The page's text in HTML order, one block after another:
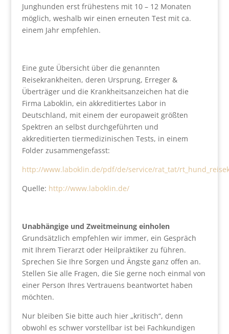
Junghunden erst frühestens mit 10 – 12 Monaten
möglich, weshalb wir einen erneuten Test mit ca.
einem Jahr empfehlen.
Eine gute Übersicht über die genannten
Reisekrankheiten, deren Ursprung, Erreger &
Überträger und die Krankheitsanzeichen hat die
Firma Laboklin, ein akkreditiertes Labor in
Deutschland, mit einem der europaweit größten
Spektren an selbst durchgeführten und
akkreditierten tiermedizinischen Tests, in einem
Folder zusammengefasst:
http://www.laboklin.de/pdf/de/service/rat_tat/
Quelle: http://www.laboklin.de/
Unabhängige und Zweitmeinung einholen
Grundsätzlich empfehlen wir immer, ein Gespräch
mit Ihrem Tierarzt oder Heilpraktiker zu führen.
Sprechen Sie Ihre Sorgen und Ängste ganz offen an.
Stellen Sie alle Fragen, die Sie gerne noch einmal von
einer Person Ihres Vertrauens beantwortet haben
möchten.
Nur bleiben Sie bitte auch hier „kritisch“, denn
obwohl es schwer vorstellbar ist bei Fachkundigen